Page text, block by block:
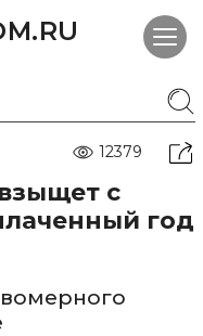
12379
с
год